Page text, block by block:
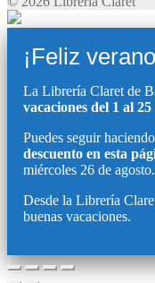
¡Feliz
La Librería Claret de
vacaciones del 1 al 25
Puedes seguir
descuento en esta
miércoles 26 de agosto.
Desde la Librería
buenas vacaciones.